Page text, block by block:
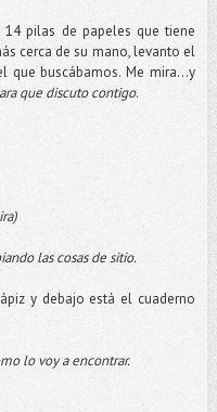
pilas de papeles que tiene
cerca de su mano, levanto el
que buscábamos. Me mira…y
que discuto contigo.
las cosas de sitio.
y debajo está el cuaderno
lo voy a encontrar.